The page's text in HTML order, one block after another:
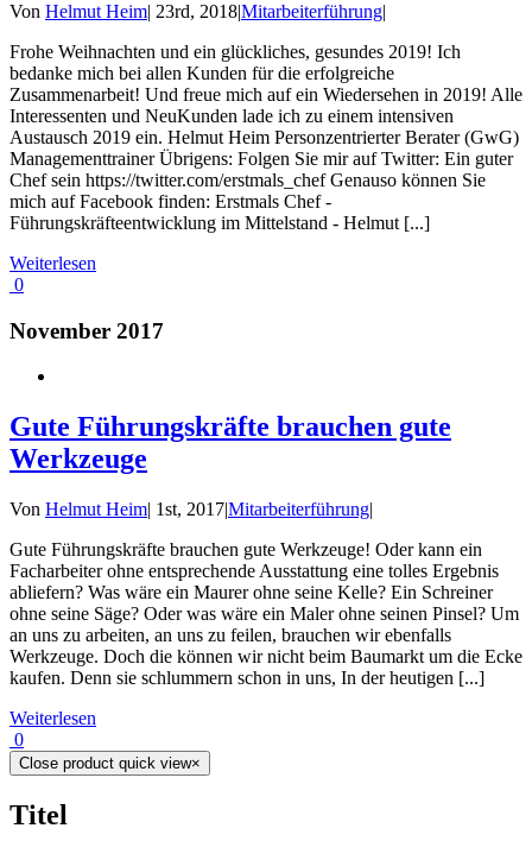
Von Helmut Heim| 23rd, 2018|Mitarbeiterführung|
Frohe Weihnachten und ein glückliches, gesundes 2019! Ich
bedanke mich bei allen Kunden für die erfolgreiche
Zusammenarbeit! Und freue mich auf ein Wiedersehen in 2019! Alle
Interessenten und NeuKunden lade ich zu einem intensiven
Austausch 2019 ein. Helmut Heim Personzentrierter Berater (GwG)
Managementtrainer Übrigens: Folgen Sie mir auf Twitter: Ein guter
Chef sein https://twitter.com/erstmals_chef Genauso können Sie
mich auf Facebook finden: Erstmals Chef -
Führungskräfteentwicklung im Mittelstand - Helmut [...]
Weiterlesen
0
November 2017
Gute Führungskräfte brauchen gute
Werkzeuge
Von Helmut Heim| 1st, 2017|Mitarbeiterführung|
Gute Führungskräfte brauchen gute Werkzeuge! Oder kann ein
Facharbeiter ohne entsprechende Ausstattung eine tolles Ergebnis
abliefern? Was wäre ein Maurer ohne seine Kelle? Ein Schreiner
ohne seine Säge? Oder was wäre ein Maler ohne seinen Pinsel? Um
an uns zu arbeiten, an uns zu feilen, brauchen wir ebenfalls
Werkzeuge. Doch die können wir nicht beim Baumarkt um die Ecke
kaufen. Denn sie schlummern schon in uns, In der heutigen [...]
Weiterlesen
0
Close product quick view×
Titel